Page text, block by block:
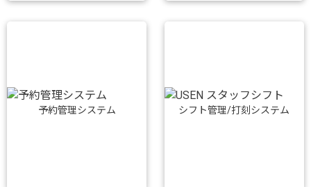
予約管理システム シフト管理/打刻システム